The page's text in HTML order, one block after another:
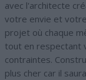
avec l'architecte
votre envie et
projet où chaque
tout en respectant
contraintes.
plus cher car il